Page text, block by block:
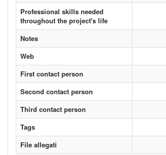
Professional skills needed
throughout the project's life
Notes
Web
First contact person
Second contact person
Third contact person
Tags
File allegati